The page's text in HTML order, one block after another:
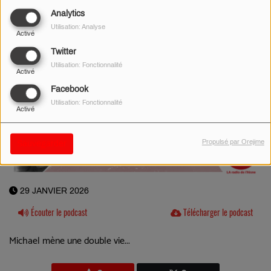
Analytics
Activé
Utilisation: Analyse
Twitter
Activé
Utilisation: Fonctionnalité
Facebook
Activé
Utilisation: Fonctionnalité
Propulsé par Orejime
29 JANVIER 2026
Écouter le podcast Télécharger le podcast
Michael mène une double vie...